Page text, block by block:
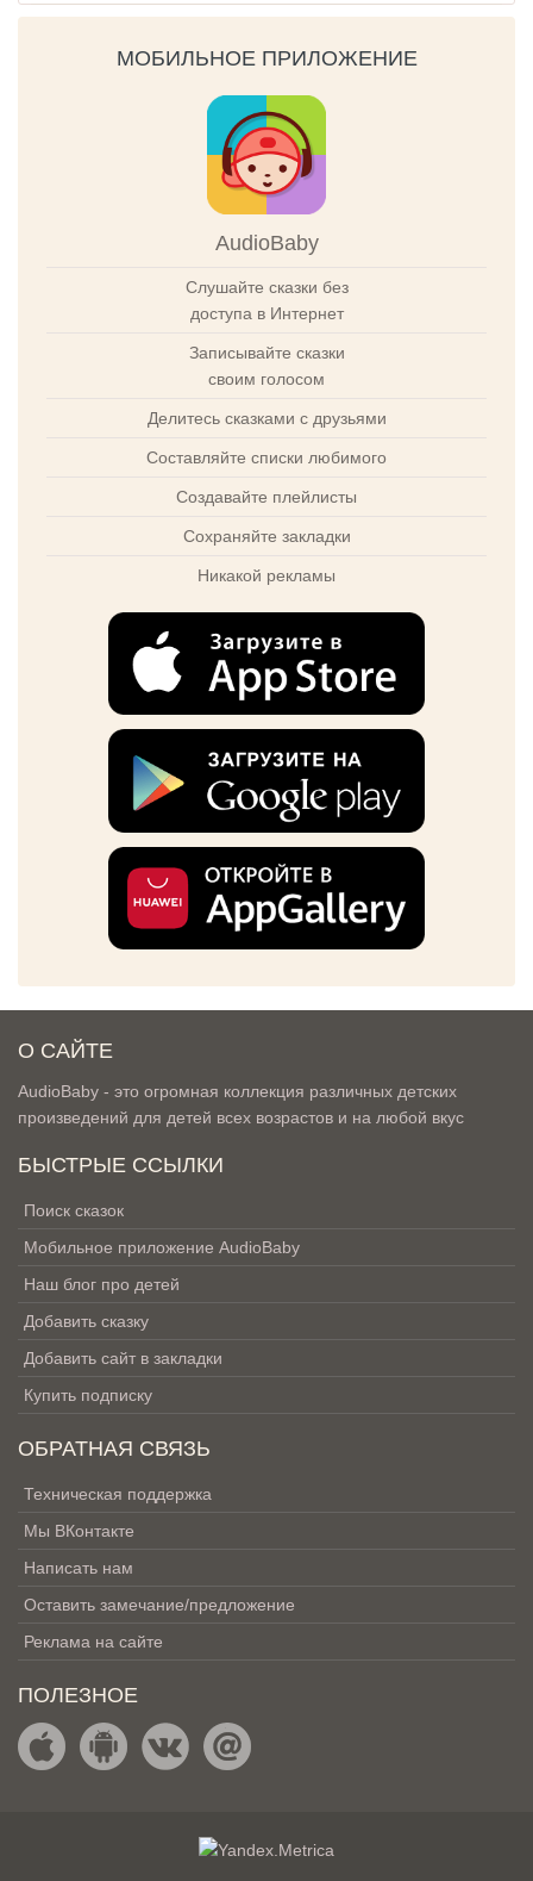
МОБИЛЬНОЕ ПРИЛОЖЕНИЕ
AudioBaby
Слушайте сказки без
доступа в Интернет
Записывайте сказки
своим голосом
Делитесь сказками с друзьями
Составляйте списки любимого
Создавайте плейлисты
Сохраняйте закладки
Никакой рекламы
О САЙТЕ
AudioBaby - это огромная коллекция различных детских
произведений для детей всех возрастов и на любой вкус
БЫСТРЫЕ ССЫЛКИ
Поиск сказок
Мобильное приложение AudioBaby
Наш блог про детей
Добавить сказку
Добавить сайт в закладки
Купить подписку
ОБРАТНАЯ СВЯЗЬ
Техническая поддержка
Мы ВКонтакте
Написать нам
Оставить замечание/предложение
Реклама на сайте
ПОЛЕЗНОЕ